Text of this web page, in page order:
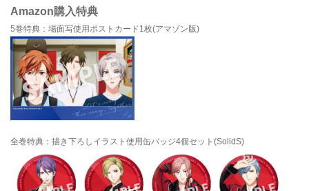
Amazon購入特典
5巻特典：場面写使用ポストカード1枚(アマゾン版)
全巻特典：描き下ろしイラスト使用缶バッジ4個セット(SolidS)